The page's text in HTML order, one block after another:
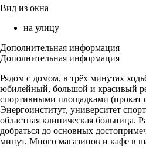
Вид из окна
на улицу
Дополнительная информация
Дополнительная информация
Рядом с домом, в трёх минутах
юбилейный, большой и красивый
спортивными площадками (прокат
Энергоинститут, университет
областная клиническая больница.
добраться до основных
минут. Много магазинов и кафе в